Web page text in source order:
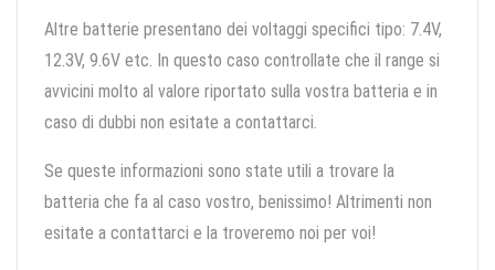
Altre batterie presentano dei voltaggi specifici tipo: 7.4V,
12.3V, 9.6V etc. In questo caso controllate che il range si
avvicini molto al valore riportato sulla vostra batteria e in
caso di dubbi non esitate a contattarci.
Se queste informazioni sono state utili a trovare la
batteria che fa al caso vostro, benissimo! Altrimenti non
esitate a contattarci e la troveremo noi per voi!